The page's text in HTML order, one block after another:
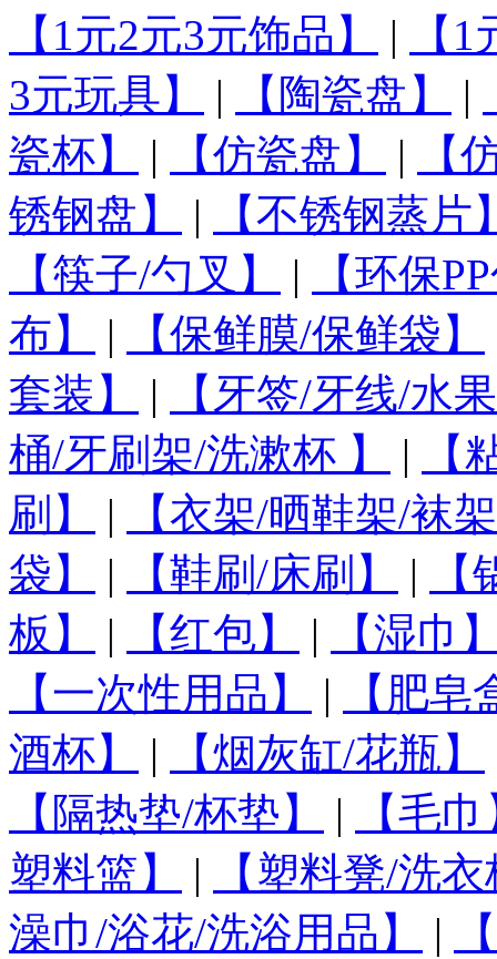
【1元2元3元饰品】
|
【
3元玩具】
| 【陶瓷盘】 |
瓷杯】
| 【仿瓷盘】 |
【
锈钢盘】
|
【不锈钢蒸片
【筷子/勺叉】
|
【环保
布】
| 【保鲜膜/保鲜袋】
套装】
|
【牙签/牙线/水
桶/牙刷架/洗漱杯 】
|
【
刷】
|
【衣架/晒鞋架/袜
袋】
| 【鞋刷/床刷】 |
板】
| 【红包】 |
【湿巾
【一次性用品】
|
【肥皂
酒杯】
| 【烟灰缸/花瓶】
【隔热垫/杯垫】
|
【毛
塑料篮】
|
【塑料凳/洗
澡巾/浴花/洗浴用品】
|